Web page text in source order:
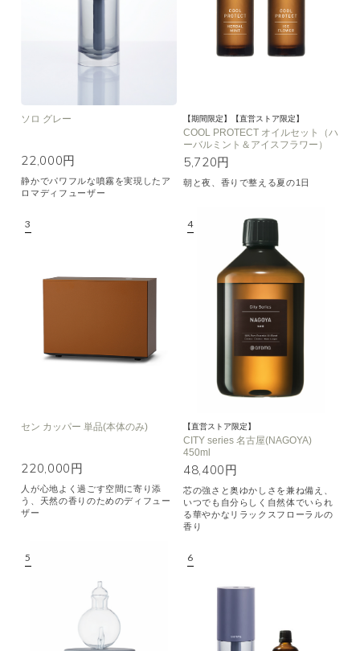
ソロ グレー
22,000円
静かでパワフルな噴霧を実現したア
ロマディフューザー
【期間限定】【直営ストア限定】
COOL PROTECT オイルセット（ハ
ーバルミント＆アイスフラワー）
5,720円
朝と夜、香りで整える夏の1日
セン カッパー 単品(本体のみ)
220,000円
人が心地よく過ごす空間に寄り添
う、天然の香りのためのディフュー
ザー
【直営ストア限定】
CITY series 名古屋(NAGOYA)
450ml
48,400円
芯の強さと奥ゆかしさを兼ね備え、
いつでも自分らしく自然体でいられ
る華やかなリラックスフローラルの
香り